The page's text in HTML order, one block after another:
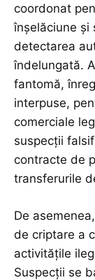
coordonat
înșelăciune și
detectarea
îndelungată.
fantomă,
interpuse,
comerciale
suspecții
contracte de
transferurile
De
de criptare a
activitățile
Suspecții se